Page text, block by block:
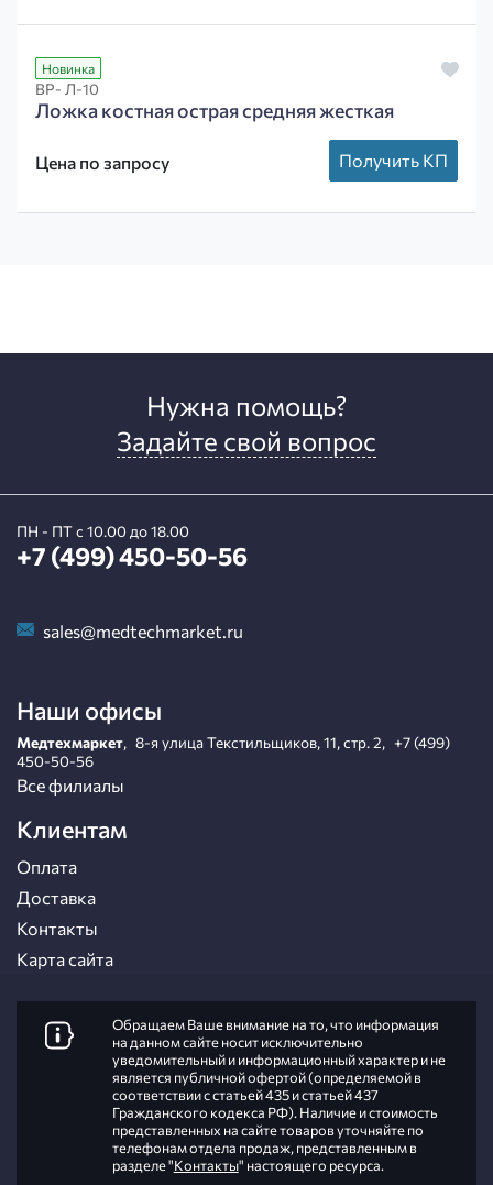
Новинка
ВР- Л-10
Ложка костная острая средняя жесткая
Цена по запросу Получить КП
Нужна помощь?
Задайте свой вопрос
ПН - ПТ с 10.00 до 18.00
+7 (499) 450-50-56
sales@medtechmarket.ru
Наши офисы
Медтехмаркет, 8-я улица Текстильщиков, 11, стр. 2, +7 (499)
450-50-56
Все филиалы
Клиентам
Оплата
Доставка
Контакты
Карта сайта
Обращаем Ваше внимание на то, что информация
на данном сайте носит исключительно
уведомительный и информационный характер и не
является публичной офертой (определяемой в
соответствии с статьей 435 и статьей 437
Гражданского кодекса РФ). Наличие и стоимость
представленных на сайте товаров уточняйте по
телефонам отдела продаж, представленным в
разделе "Контакты" настоящего ресурса.